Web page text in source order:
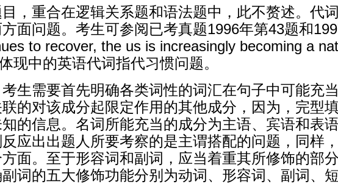
，重合在逻辑关系题和语法题中，此不赘述。代
面问题。考生可参阅已考真题1996年第43题和
to recover, the us is increasingly becoming a
现中的英语代词指代习惯问题。
生需要首先明确各类词性的词汇在句子中可能充
的对该成分起限定作用的其他成分，因为，完型
的信息。名词所能充当的成分为主语、宾语和表
应出出题人所要考察的是主谓搭配的问题，同样
面。至于形容词和副词，应当着重其所修饰的部
词的五大修饰功能分别为动词、形容词、副词、短